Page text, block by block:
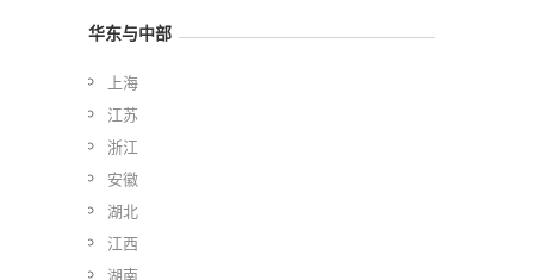
华东与中部
上海
江苏
浙江
安徽
湖北
江西
湖南